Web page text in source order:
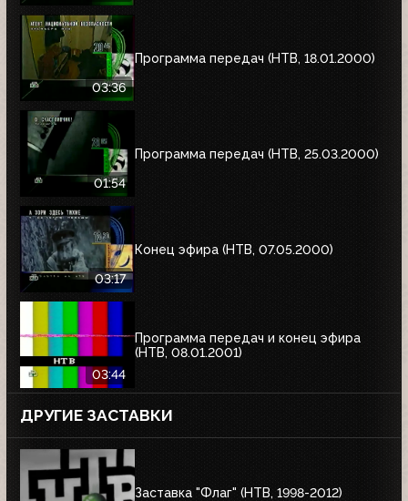
03:36
Программа передач (НТВ, 18.01.2000)
01:54
Программа передач (НТВ, 25.03.2000)
03:17
Конец эфира (НТВ, 07.05.2000)
03:44
Программа передач и конец эфира
(НТВ, 08.01.2001)
ДРУГИЕ ЗАСТАВКИ
Заставка "Флаг" (НТВ, 1998-2012)